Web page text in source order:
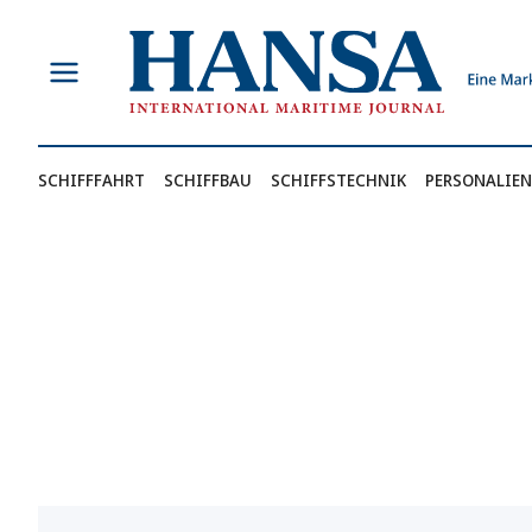
springen
SCHIFFFAHRT SCHIFFBAU SCHIFFSTECHNIK PERSONALIEN